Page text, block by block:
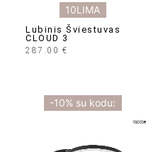
10LIMA
Lubinis Šviestuvas
CLOUD 3
287.00 €
-10% su kodu: